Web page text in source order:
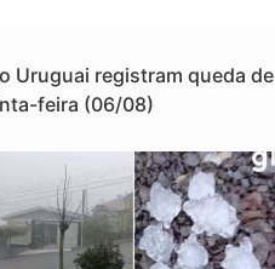
Uruguai registram queda de
feira (06/08)